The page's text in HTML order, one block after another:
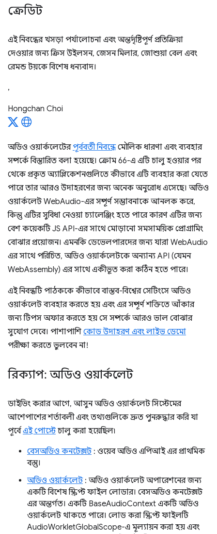
ক্রেডিট
এই নিবন্ধের খসড়া পর্যালোচনা এবং অন্তর্দৃষ্টিপূর্ণ প্রতিক্রিয়া
দেওয়ার জন্য ক্রিস উইলসন, জেসন মিলার, জোশুয়া বেল এবং
রেমন্ড টয়কে বিশেষ ধন্যবাদ।
,
Hongchan Choi
অডিও ওয়ার্কলেটেরপূর্ববর্তী নিবন্ধেমৌলিক ধারণা এবং ব্যবহার
সম্পর্কে বিস্তারিত বলা হয়েছে। ক্রোম 66-এ এটি চালু হওয়ার পর
থেকে প্রকৃত অ্যাপ্লিকেশনগুলিতে কীভাবে এটি ব্যবহার করা যেতে
পারে তার আরও উদাহরণের জন্য অনেক অনুরোধ এসেছে। অডিও
ওয়ার্কলেট WebAudio-এর সম্পূর্ণ সম্ভাবনাকে আনলক করে,
কিন্তু এটির সুবিধা নেওয়া চ্যালেঞ্জিং হতে পারে কারণ এটির জন্য
বেশ কয়েকটি JS API-এর সাথে মোড়ানো সমসাময়িক প্রোগ্রামিং
বোঝার প্রয়োজন। এমনকি ডেভেলপারদের জন্য যারা WebAudio
এর সাথে পরিচিত, অডিও ওয়ার্কলেটকে অন্যান্য API (যেমন
WebAssembly) এর সাথে একীভূত করা কঠিন হতে পারে।
এই নিবন্ধটি পাঠককে কীভাবে বাস্তব-বিশ্বের সেটিংসে অডিও
ওয়ার্কলেট ব্যবহার করতে হয় এবং এর সম্পূর্ণ শক্তিতে আঁকার
জন্য টিপস অফার করতে হয় সে সম্পর্কে আরও ভাল বোঝার
সুযোগ দেবে। পাশাপাশি কোড উদাহরণ এবং লাইভ ডেমো
পরীক্ষা করতে ভুলবেন না!
রিক্যাপ: অডিও ওয়ার্কলেট
ডাইভিং করার আগে, আসুন অডিও ওয়ার্কলেট সিস্টেমের
আশেপাশের শর্তাবলী এবং তথ্যগুলিকে দ্রুত পুনরুদ্ধার করি যা
পূর্বেএই পোস্টেচালু করা হয়েছিল৷
বেসঅডিও কনটেক্সট: ওয়েব অডিও এপিআই এর প্রাথমিক
বস্তু।
অডিও ওয়ার্কলেট: অডিও ওয়ার্কলেট অপারেশনের জন্য
একটি বিশেষ স্ক্রিপ্ট ফাইল লোডার। বেসঅডিও কনটেক্সট
এর অন্তর্গত। একটি BaseAudioContext একটি অডিও
ওয়ার্কলেট থাকতে পারে। লোড করা স্ক্রিপ্ট ফাইলটি
AudioWorkletGlobalScope-এ মূল্যায়ন করা হয় এবং